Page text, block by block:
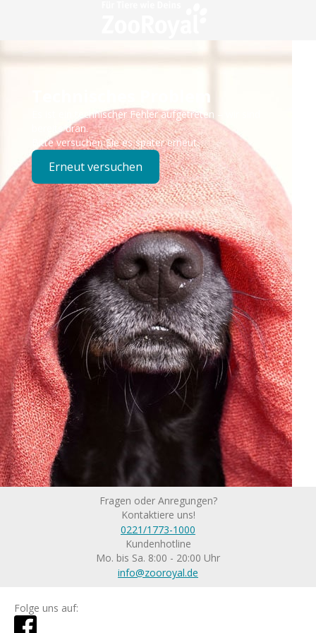
Technisches Problem
Es ist ein technischer Fehler aufgetreten – wir sind
bereits dran.
Bitte versuchen Sie es später erneut.
Erneut versuchen
Fragen oder Anregungen?
Kontaktiere uns!
0221/1773-1000
Kundenhotline
Mo. bis Sa. 8:00 - 20:00 Uhr
info@zooroyal.de
Folge uns auf: